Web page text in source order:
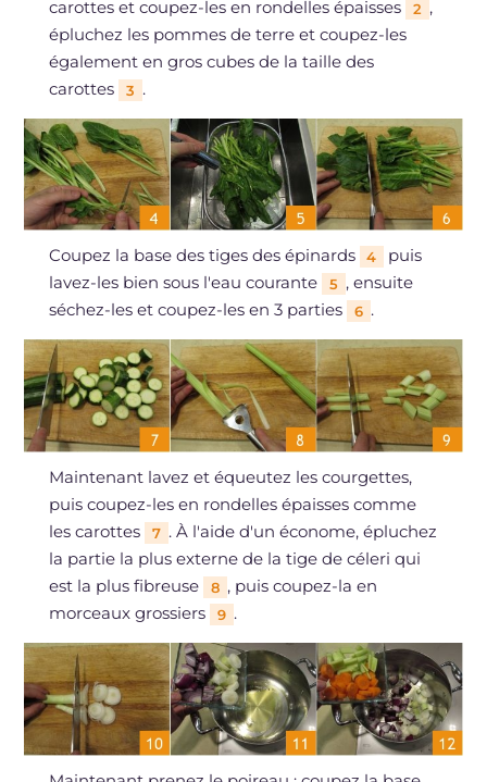
carottes et coupez-les en rondelles épaisses
2 ,
épluchez les pommes de terre et coupez-les
également en gros cubes de la taille des
carottes
3 .
Coupez la base des tiges des épinards 4
puis
lavez-les bien sous l'eau courante
5 , ensuite
séchez-les et coupez-les en 3 parties
6 .
Maintenant lavez et équeutez les courgettes,
puis coupez-les en rondelles épaisses comme
les carottes
7 . À l'aide d'un économe, épluchez
la partie la plus externe de la tige de céleri qui
est la plus fibreuse
8 , puis coupez-la en
morceaux grossiers
9 .